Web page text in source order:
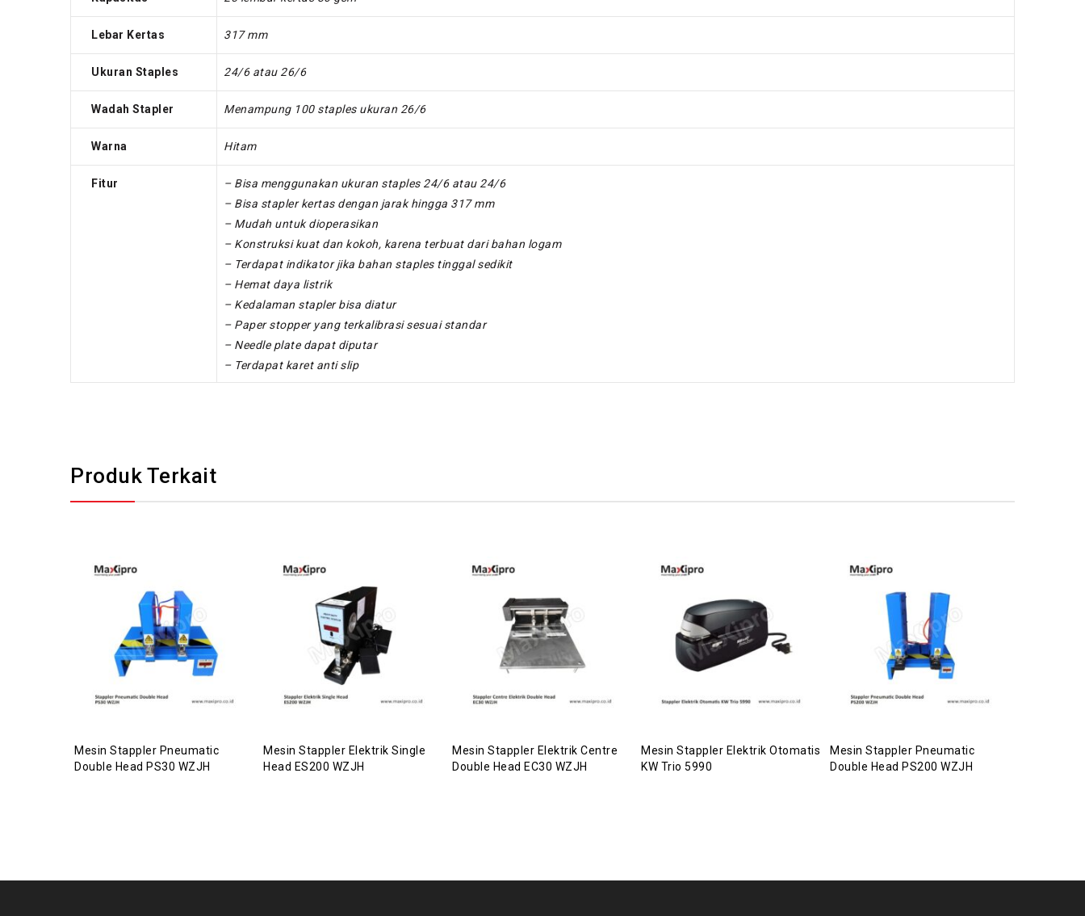
Lebar Kertas 317 mm
Ukuran Staples 24/6 atau 26/6
Wadah Stapler Menampung 100 staples ukuran 26/6
Warna Hitam
Fitur
– Bisa menggunakan ukuran staples 24/6 atau 24/6
– Bisa stapler kertas dengan jarak hingga 317 mm
– Mudah untuk dioperasikan
– Konstruksi kuat dan kokoh, karena terbuat dari bahan logam
– Terdapat indikator jika bahan staples tinggal sedikit
– Hemat daya listrik
– Kedalaman stapler bisa diatur
– Paper stopper yang terkalibrasi sesuai standar
– Needle plate dapat diputar
– Terdapat karet anti slip
Produk Terkait
Mesin Stappler Pneumatic
Double Head PS30 WZJH
Mesin Stappler Elektrik Single
Head ES200 WZJH
Mesin Stappler Elektrik Centre
Double Head EC30 WZJH
Mesin Stappler Elektrik Otomatis
KW Trio 5990
Mesin Stappler Pneumatic
Double Head PS200 WZJH